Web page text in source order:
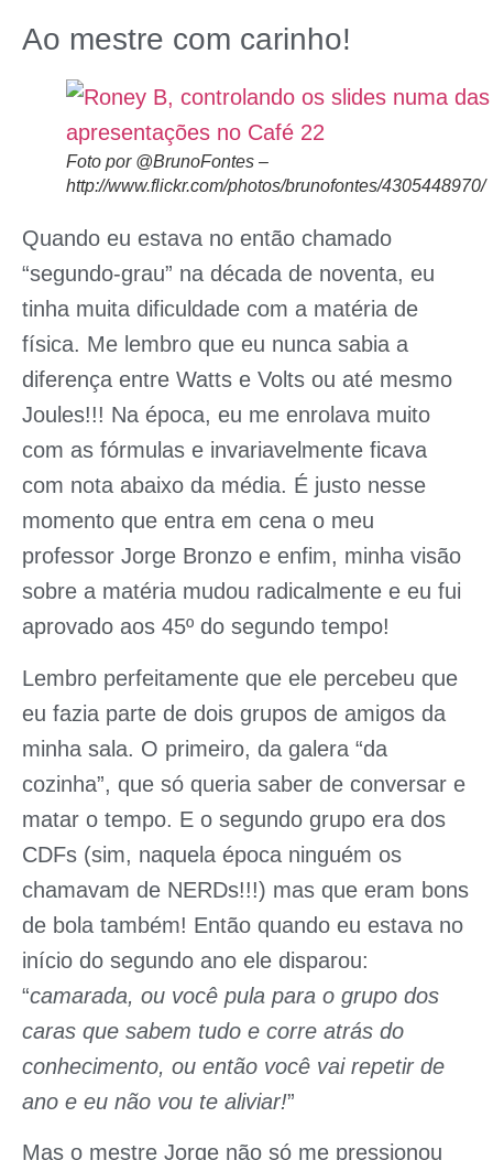
Ao mestre com carinho!
Foto por @BrunoFontes –
http://www.flickr.com/photos/brunofontes/4305448970/
Quando eu estava no então chamado
“segundo-grau” na década de noventa, eu
tinha muita dificuldade com a matéria de
física. Me lembro que eu nunca sabia a
diferença entre Watts e Volts ou até mesmo
Joules!!! Na época, eu me enrolava muito
com as fórmulas e invariavelmente ficava
com nota abaixo da média. É justo nesse
momento que entra em cena o meu
professor Jorge Bronzo e enfim, minha visão
sobre a matéria mudou radicalmente e eu fui
aprovado aos 45º do segundo tempo!
Lembro perfeitamente que ele percebeu que
eu fazia parte de dois grupos de amigos da
minha sala. O primeiro, da galera “da
cozinha”, que só queria saber de conversar e
matar o tempo. E o segundo grupo era dos
CDFs (sim, naquela época ninguém os
chamavam de NERDs!!!) mas que eram bons
de bola também! Então quando eu estava no
início do segundo ano ele disparou:
“camarada, ou você pula para o grupo dos
caras que sabem tudo e corre atrás do
conhecimento, ou então você vai repetir de
ano e eu não vou te aliviar!”
Mas o mestre Jorge não só me pressionou